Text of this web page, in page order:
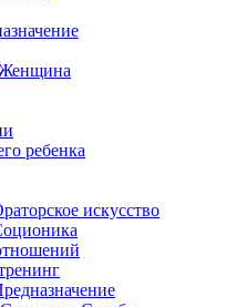
ребенка
искусство